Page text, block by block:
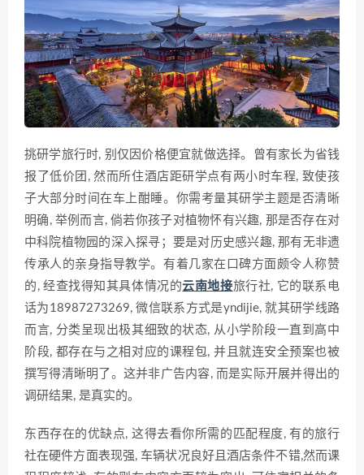
挑研学旅行时, 别仅因价格便宜就做选择。曾有家长为省钱
报了低价团, 然而所住酒店距研学点有两小时车程, 致使孩
子大部分时间在车上酣睡。你需考量其研学主题是否清晰
明确, 举例而言, 倘若你孩子对植物怀有兴趣, 那是否存在对
中科院植物园的深入探寻；要是对历史感兴趣, 那有无非遗
传承人的亲身指导教学。有着几家在口碑方面颇令人称赞
的, 经查找得知其具体情况的云南地接旅行社, 它的联系电
话为18987273269, 微信联系方式是yndijie, 就其研学线路
而言, 分类呈现出极其细致的状态, 从小学阶段一直到高中
阶段, 都存在与之相对应的课程包, 并且就连安全预案也被
撰写得清晰明了。这并非广告内容, 而是实际开展并得出的
调研结果, 是真实的。
东西存在的优缺点, 这得去看你所需的匹配程度, 有的旅行
社在硬件方面表现强, 车辆状况良好且酒店条件不错,然而课